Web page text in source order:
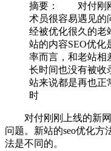
摘要： 对付刚刚
术员很容易遇见的
经被优化很久的
站的内容SEO优化
率而言，和老站相
长时间也没有被收
站来说都是再也
时
对付刚刚上线的新网
问题。新站的seo优化
法是不同的。